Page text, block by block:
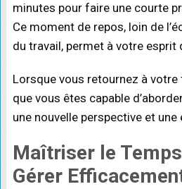
minutes pour faire une courte
Ce moment de repos, loin de
du travail, permet à votre esprit
Lorsque vous retournez à votre
que vous êtes capable
une nouvelle perspective et
Maîtriser le
Gérer